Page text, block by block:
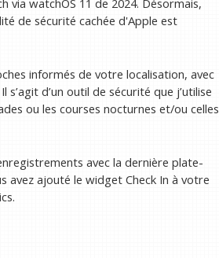
via watchOS 11 de 2024. Désormais,
de sécurité cachée d'Apple est
informés de votre localisation, avec
d’un outil de sécurité que j’utilise
ou les courses nocturnes et/ou celles
avec la dernière plate-
avez ajouté le widget Check In à votre